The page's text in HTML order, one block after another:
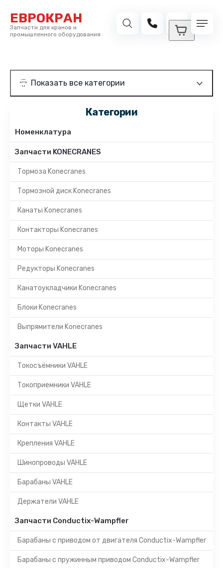
ЕВРОКРАН
Запчасти для кранов и
промышленного оборудования
Категории
Номенклатура
Запчасти KONECRANES
Тормоза Konecranes
Тормозной диск Konecranes
Канаты Konecranes
Контакторы Konecranes
Моторы Konecranes
Редукторы Konecranes
Канатоукладчики Konecranes
Блоки Konecranes
Выпрямители Konecranes
Запчасти VAHLE
Токосъёмники VAHLE
Токоприемники VAHLE
Щетки VAHLE
Контакты VAHLE
Крепления VAHLE
Шинопроводы VAHLE
Барабаны VAHLE
Держатели VAHLE
Запчасти Conductix-Wampfler
Барабаны с приводом от двигателя Conductix-Wampfler
Барабаны с пружинным приводом Conductix-Wampfler